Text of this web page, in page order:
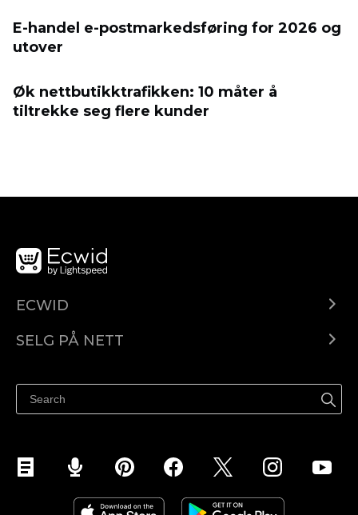
E-handel e-postmarkedsføring for 2026 og
utover
Øk nettbutikktrafikken: 10 måter å
tiltrekke seg flere kunder
ECWID
Pris
SELG PÅ NETT
Selg på Facebook
Selg på Instagram